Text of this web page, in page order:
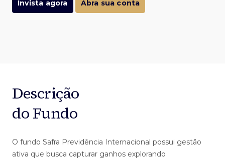
Invista agora Abra sua conta
Descrição
do Fundo
O fundo Safra Previdência Internacional possui gestão
ativa que busca capturar ganhos explorando